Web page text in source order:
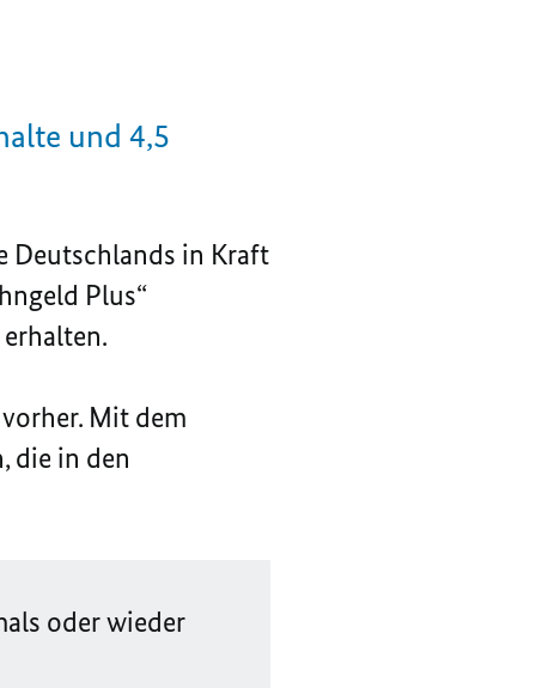
und 4,5
Deutschlands in Kraft
Plus“
Mit dem
die in den
oder wieder